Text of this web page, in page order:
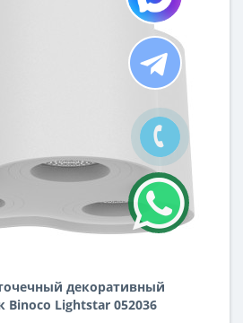
декоративный
Binoco Lightstar 052036